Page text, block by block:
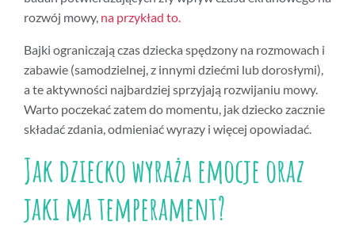
rozwój mowy, na przykład to.
Bajki ograniczają czas dziecka spędzony na rozmowach i
zabawie (samodzielnej, z innymi dziećmi lub dorosłymi),
a te aktywności najbardziej sprzyjają rozwijaniu mowy.
Warto poczekać zatem do momentu, jak dziecko zacznie
składać zdania, odmieniać wyrazy i więcej opowiadać.
Jak dziecko wyraża emocje oraz
jaki ma temperament?